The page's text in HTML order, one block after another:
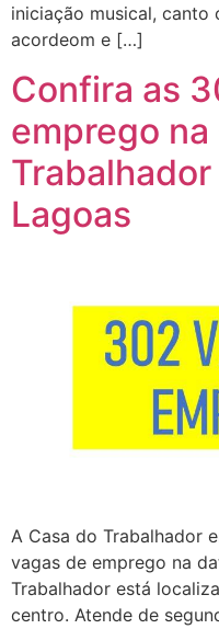
iniciação musical,
acordeom e […]
Confira as
emprego na
Lagoas
A Casa do Trabalhador
vagas de emprego na
Trabalhador está
centro. Atende de